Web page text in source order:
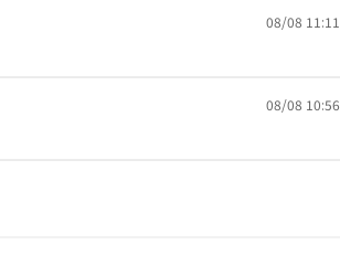
08/08 11:11
08/08 10:56